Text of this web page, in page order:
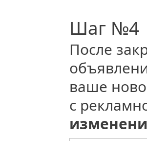
Шаг №4
После
ваше
с